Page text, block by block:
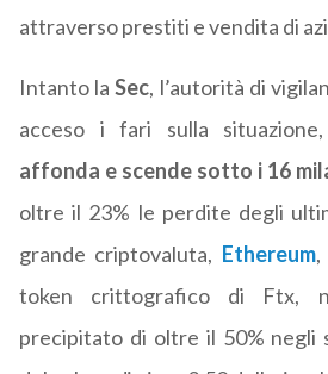
attraverso prestiti e vendita di
Intanto laSec, l’autorità di
acceso i fari sulla
affonda e scende sotto i 16
oltre il 23% le perdite degli
grande criptovaluta, Ethereum,
token crittografico di Ftx,
precipitato di oltre il 50% negli